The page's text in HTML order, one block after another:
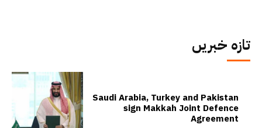
تازہ خبریں
Saudi Arabia, Turkey and Pakistan
sign Makkah Joint Defence
Agreement